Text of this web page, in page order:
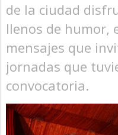
de la ciudad
llenos de humor,
mensajes que
jornadas que
convocatoria.